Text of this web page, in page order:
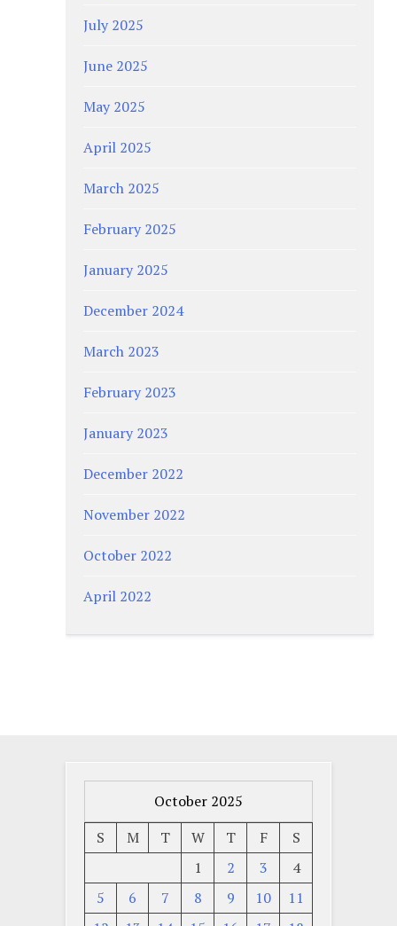
July 2025
June 2025
May 2025
April 2025
March 2025
February 2025
January 2025
December 2024
March 2023
February 2023
January 2023
December 2022
November 2022
October 2022
April 2022
October 2025
S
M T W T F
S
1
2 3
4
5
6 7 8 9 10
11